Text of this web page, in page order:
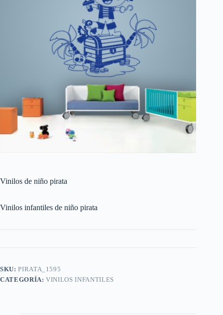
Vinilos de niño pirata
Vinilos infantiles de niño pirata
SKU:PIRATA_1595
CATEGORÍA:VINILOS INFANTILES